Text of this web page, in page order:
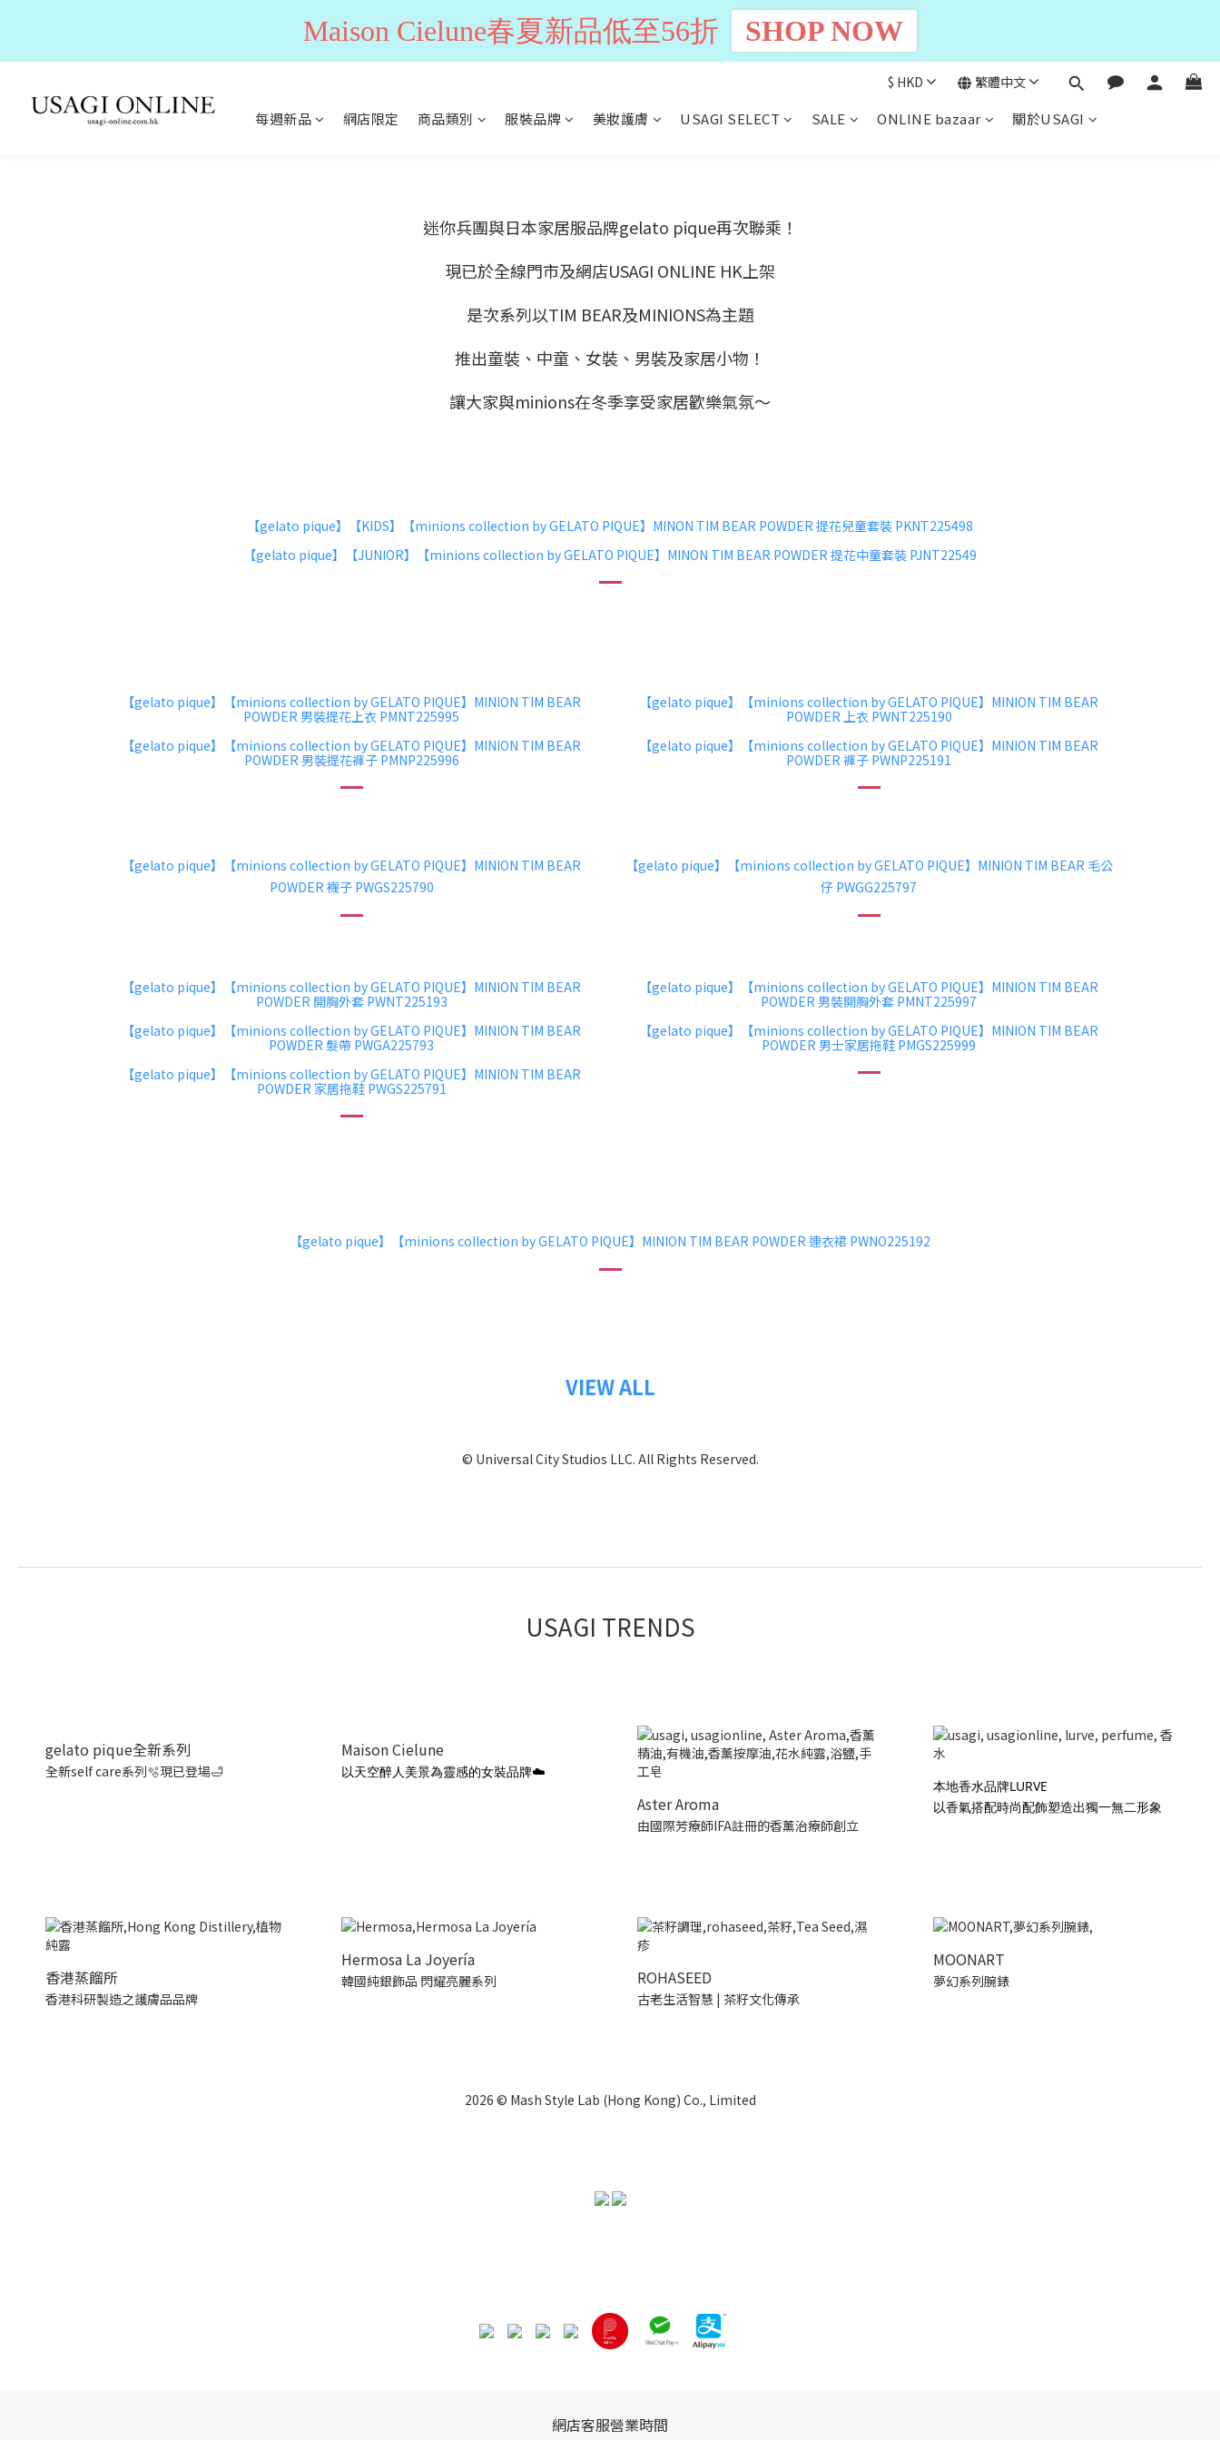
每週新品 網店限定 商品類別 服裝品牌 美妝護膚 USAGI SELECT SALE ONLINE bazaar 關於USAGI
$ HKD 繁體中文
迷你兵團與日本家居服品牌gelato pique再次聯乘！
現已於全線門市及網店USAGI ONLINE HK上架
是次系列以TIM BEAR及MINIONS為主題
推出童裝、中童、女裝、男裝及家居小物！
讓大家與minions在冬季享受家居歡樂氣氛～
【gelato pique】【KIDS】【minions collection by GELATO PIQUE】MINON TIM BEAR POWDER 提花兒童套裝 PKNT225498
【gelato pique】【JUNIOR】【minions collection by GELATO PIQUE】MINON TIM BEAR POWDER 提花中童套裝 PJNT22549
【gelato pique】【minions collection by GELATO PIQUE】MINION TIM BEAR
POWDER 男裝提花上衣 PMNT225995
【gelato pique】【minions collection by GELATO PIQUE】MINION TIM BEAR
POWDER 男裝提花褲子 PMNP225996
【gelato pique】【minions collection by GELATO PIQUE】MINION TIM BEAR
POWDER 上衣 PWNT225190
【gelato pique】【minions collection by GELATO PIQUE】MINION TIM BEAR
POWDER 褲子 PWNP225191
【gelato pique】【minions collection by GELATO PIQUE】MINION TIM BEAR
POWDER 襪子 PWGS225790
【gelato pique】【minions collection by GELATO PIQUE】MINION TIM BEAR 毛公
仔 PWGG225797
【gelato pique】【minions collection by GELATO PIQUE】MINION TIM BEAR
POWDER 開胸外套 PWNT225193
【gelato pique】【minions collection by GELATO PIQUE】MINION TIM BEAR
POWDER 髮帶 PWGA225793
【gelato pique】【minions collection by GELATO PIQUE】MINION TIM BEAR
POWDER 家居拖鞋 PWGS225791
【gelato pique】【minions collection by GELATO PIQUE】MINION TIM BEAR
POWDER 男裝開胸外套 PMNT225997
【gelato pique】【minions collection by GELATO PIQUE】MINION TIM BEAR
POWDER 男士家居拖鞋 PMGS225999
【gelato pique】【minions collection by GELATO PIQUE】MINION TIM BEAR POWDER 連衣裙 PWNO225192
VIEW ALL
© Universal City Studios LLC. All Rights Reserved.
USAGI TRENDS
gelato pique全新系列
全新self care系列🫧現已登場🛁
Maison Cielune
以天空醉人美景為靈感的女裝品牌☁️
Aster Aroma
由國際芳療師IFA註冊的香薰治療師創立
本地香水品牌LURVE
以香氣搭配時尚配飾塑造出獨一無二形象
香港蒸餾所
香港科研製造之護膚品品牌
Hermosa La Joyería
韓國純銀飾品 閃耀亮麗系列 ROHASEED
古老生活智慧 | 茶籽文化傳承
MOONART
夢幻系列腕錶
2026 © Mash Style Lab (Hong Kong) Co., Limited
網店客服營業時間
Maison Cielune春夏新品低至56折 SHOP NOW